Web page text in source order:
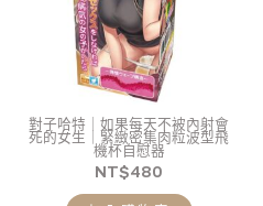
對子哈特｜如果每天不被內射會
死的女生｜緊緻密集肉粒波型飛
機杯自慰器
NT$480